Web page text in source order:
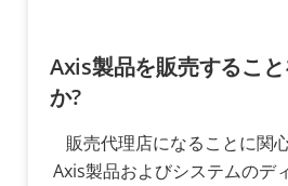
Axis製品を販売するこ
か?
販売代理店になることに関
Axis製品およびシステムのデ